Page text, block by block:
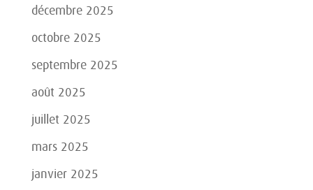
décembre 2025
octobre 2025
septembre 2025
août 2025
juillet 2025
mars 2025
janvier 2025